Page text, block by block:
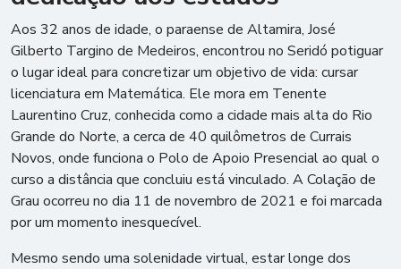
Aos 32 anos de idade, o paraense de Altamira, José
Gilberto Targino de Medeiros, encontrou no Seridó potiguar
o lugar ideal para concretizar um objetivo de vida: cursar
licenciatura em Matemática. Ele mora em Tenente
Laurentino Cruz, conhecida como a cidade mais alta do Rio
Grande do Norte, a cerca de 40 quilômetros de Currais
Novos, onde funciona o Polo de Apoio Presencial ao qual o
curso a distância que concluiu está vinculado. A Colação de
Grau ocorreu no dia 11 de novembro de 2021 e foi marcada
por um momento inesquecível.
Mesmo sendo uma solenidade virtual, estar longe dos